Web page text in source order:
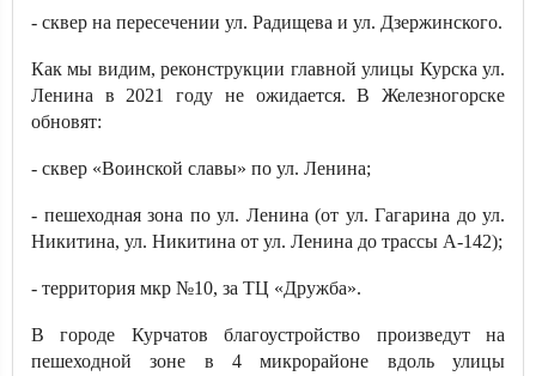
- сквер на пересечении ул. Радищева и ул. Дзержинского.
Как мы видим, реконструкции главной улицы Курска ул.
Ленина в 2021 году не ожидается. В Железногорске
обновят:
- сквер «Воинской славы» по ул. Ленина;
- пешеходная зона по ул. Ленина (от ул. Гагарина до ул.
Никитина, ул. Никитина от ул. Ленина до трассы А-142);
- территория мкр №10, за ТЦ «Дружба».
В городе Курчатов благоустройство произведут на
пешеходной зоне в 4 микрорайоне вдоль улицы